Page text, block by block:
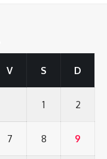
V S D
1 2
7 8 9